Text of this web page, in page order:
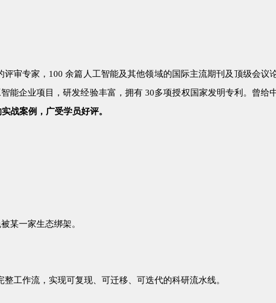
审专家，100 余篇人工智能及其他领域的国际主流期刊及顶级会议
能企业项目，研发经验丰富，拥有 30多项授权国家发明专利。曾给
战案例，广受学员好评。
某一家生态绑架。
整工作流，实现可复现、可迁移、可迭代的科研流水线。